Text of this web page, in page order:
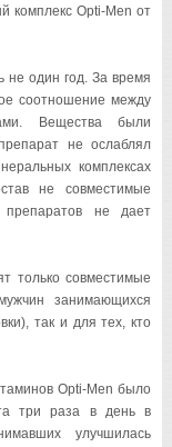
комплекс Opti-Men от
не один год. За время
соотношение между
Вещества были
не ослаблял
комплексах
не совместимые
не дает
только совместимые
занимающихся
так и для тех, кто
Opti-Men было
три раза в день в
улучшилась